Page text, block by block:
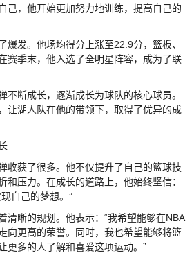
己，他开始更加努力地训练，提高自己的
爆发。他场均得分上涨至22.9分，篮板、
赛季末，他入选了全明星阵容，成为了联
不断成长，逐渐成长为球队的核心球员。
让湖人队在他的带领下，取得了优异的成
收获了很多。他不仅提升了自己的篮球技
和压力。在成长的道路上，他始终坚信：
自己的梦想。”
清晰的规划。他表示：“我希望能够在NBA
向更高的荣誉。同时，我也希望能够将篮
更多的人了解和喜爱这项运动。”